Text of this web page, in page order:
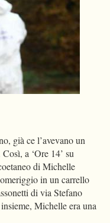
già ce l’avevano un
a ‘Ore 14’ su
di Michelle
in un carrello
di via Stefano
Michelle era una